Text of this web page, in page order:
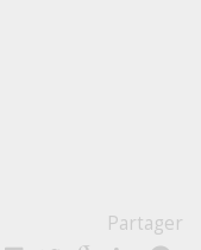
Partager